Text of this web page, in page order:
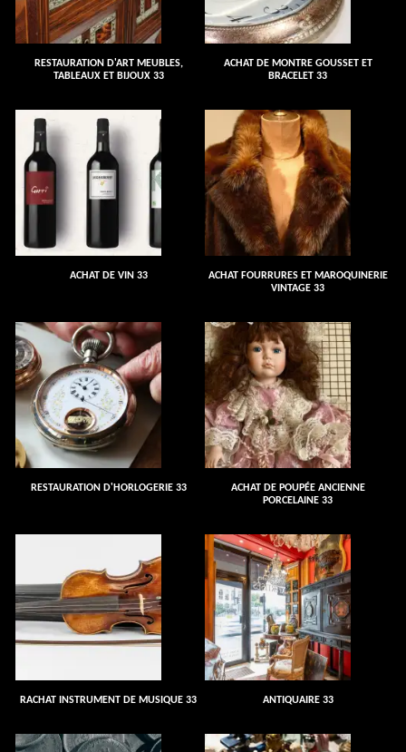
RESTAURATION D'ART MEUBLES,
TABLEAUX ET BIJOUX 33
ACHAT DE MONTRE GOUSSET ET
BRACELET 33
ACHAT DE VIN 33
ACHAT FOURRURES ET MAROQUINERIE
VINTAGE 33
RESTAURATION D'HORLOGERIE 33
ACHAT DE POUPÉE ANCIENNE
PORCELAINE 33
RACHAT INSTRUMENT DE MUSIQUE 33 ANTIQUAIRE 33